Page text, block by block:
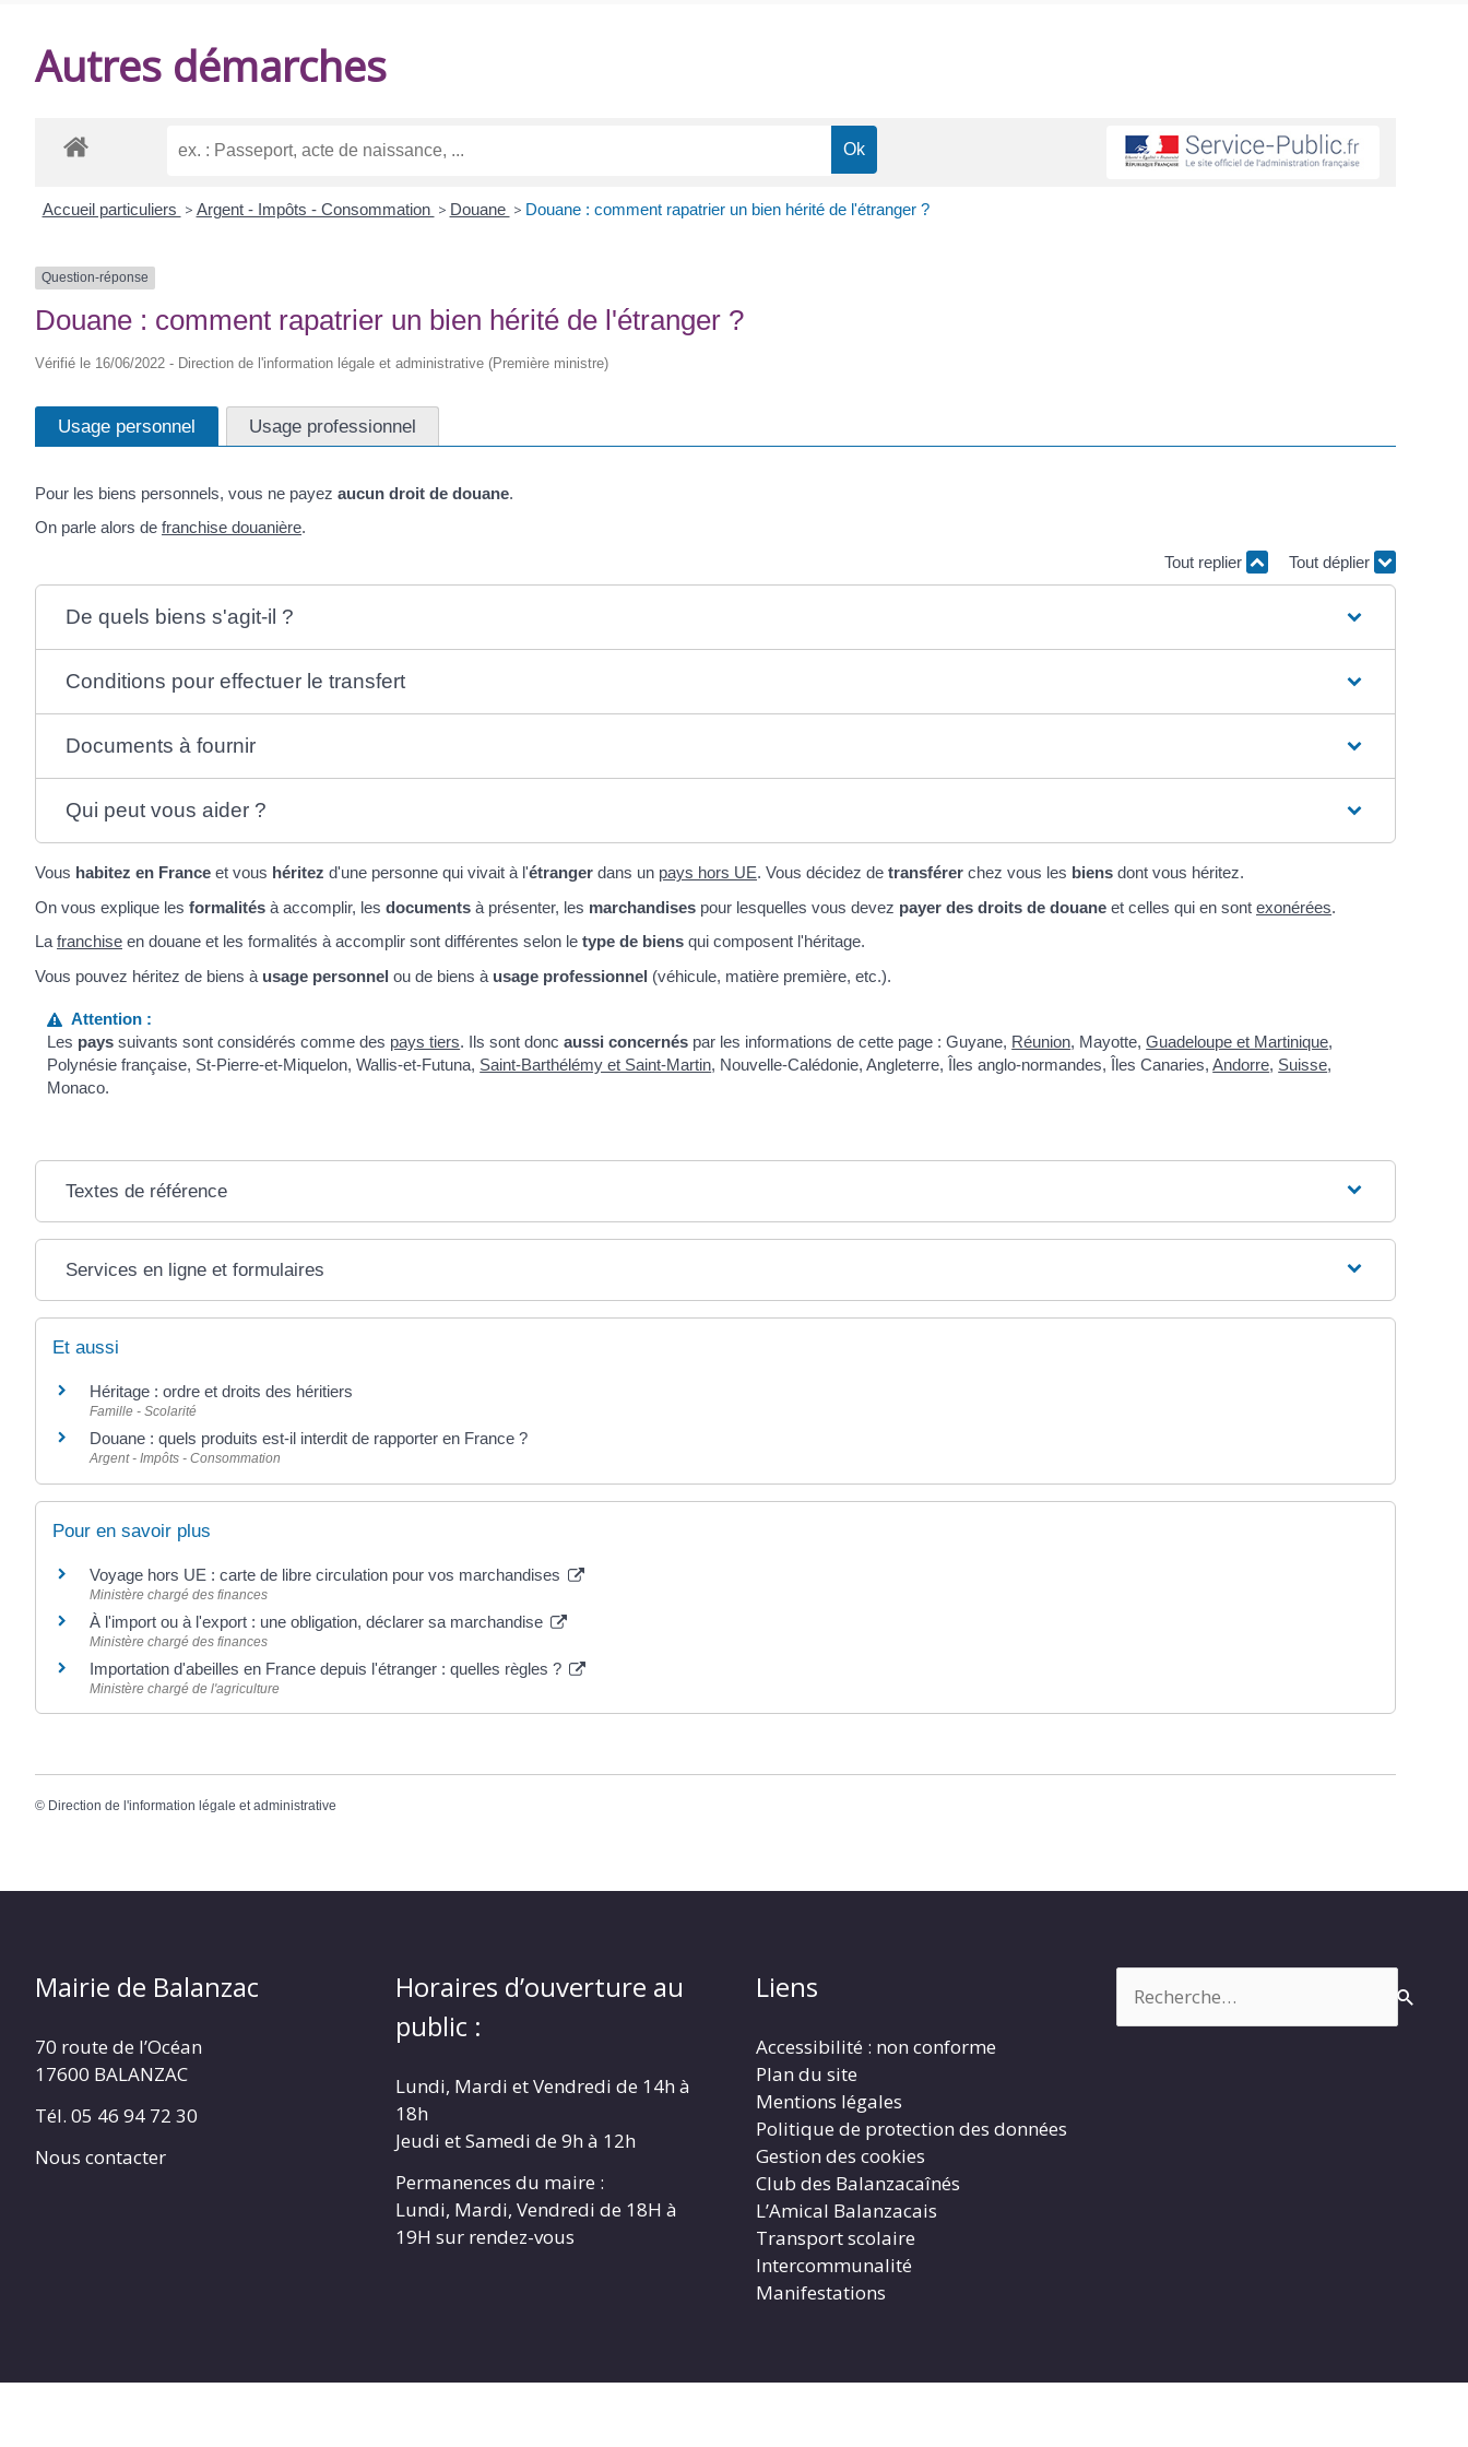
Autres démarches
Accueil particuliers > Argent - Impôts - Consommation > Douane > Douane : comment rapatrier un bien hérité de l'étranger ?
Question-réponse
Douane : comment rapatrier un bien hérité de l'étranger ?
Vérifié le 16/06/2022 - Direction de l'information légale et administrative (Première ministre)
Usage personnel Usage professionnel
Pour les biens personnels, vous ne payez aucun droit de douane.
On parle alors de franchise douanière.
Tout replier
Tout déplier
De quels biens s'agit-il ?
Conditions pour effectuer le transfert
Documents à fournir
Qui peut vous aider ?
Vous habitez en France et vous héritez d'une personne qui vivait à l'étranger dans un pays hors UE. Vous décidez de transférer chez vous les biens dont vous héritez.
On vous explique les formalités à accomplir, les documents à présenter, les marchandises pour lesquelles vous devez payer des droits de douane et celles qui en sont exonérées.
La franchise en douane et les formalités à accomplir sont différentes selon le type de biens qui composent l'héritage.
Vous pouvez héritez de biens à usage personnel ou de biens à usage professionnel (véhicule, matière première, etc.).
Attention :
Les pays suivants sont considérés comme des pays tiers. Ils sont doncaussi concernés par les informations de cette page : Guyane, Réunion, Mayotte,Guadeloupe et Martinique,
Polynésie française, St-Pierre-et-Miquelon, Wallis-et-Futuna, Saint-Barthélémy et Saint-Martin, Nouvelle-Calédonie, Angleterre, Îles anglo-normandes, Îles Canaries,Andorre, Suisse,
Monaco.
Textes de référence
Services en ligne et formulaires
Et aussi
Héritage : ordre et droits des héritiers
Famille - Scolarité
Douane : quels produits est-il interdit de rapporter en France ?
Argent - Impôts - Consommation
Pour en savoir plus
Voyage hors UE : carte de libre circulation pour vos marchandises
Ministère chargé des finances
À l'import ou à l'export : une obligation, déclarer sa marchandise
Ministère chargé des finances
Importation d'abeilles en France depuis l'étranger : quelles règles ?
Ministère chargé de l'agriculture
© Direction de l'information légale et administrative
Mairie de Balanzac
70 route de l’Océan
17600 BALANZAC
Tél. 05 46 94 72 30
Nous contacter
Horaires d’ouverture au
public :
Lundi, Mardi et Vendredi de 14h à
18h
Jeudi et Samedi de 9h à 12h
Permanences du maire :
Lundi, Mardi, Vendredi de 18H à
19H sur rendez-vous
Liens
Accessibilité : non conforme
Plan du site
Mentions légales
Politique de protection des données
Gestion des cookies
Club des Balanzacaînés
L’Amical Balanzacais
Transport scolaire
Intercommunalité
Manifestations